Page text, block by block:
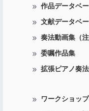
作品データベ
文献データベ
奏法動画集（
委嘱作品集
拡張ピアノ奏
ワークショッ